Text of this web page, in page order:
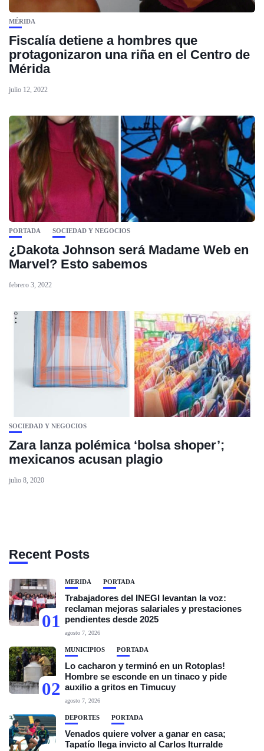
MÉRIDA
Fiscalía detiene a hombres que
protagonizaron una riña en el Centro de
Mérida
julio 12, 2022
PORTADA SOCIEDAD Y NEGOCIOS
¿Dakota Johnson será Madame Web en
Marvel? Esto sabemos
febrero 3, 2022
SOCIEDAD Y NEGOCIOS
Zara lanza polémica ‘bolsa shoper’;
mexicanos acusan plagio
julio 8, 2020
Recent Posts
01
MÉRIDA PORTADA
Trabajadores del INEGI levantan la voz:
reclaman mejoras salariales y prestaciones
pendientes desde 2025
agosto 7, 2026
02
MUNICIPIOS PORTADA
Lo cacharon y terminó en un Rotoplas!
Hombre se esconde en un tinaco y pide
auxilio a gritos en Timucuy
agosto 7, 2026
DEPORTES PORTADA
Venados quiere volver a ganar en casa;
Tapatío llega invicto al Carlos Iturralde